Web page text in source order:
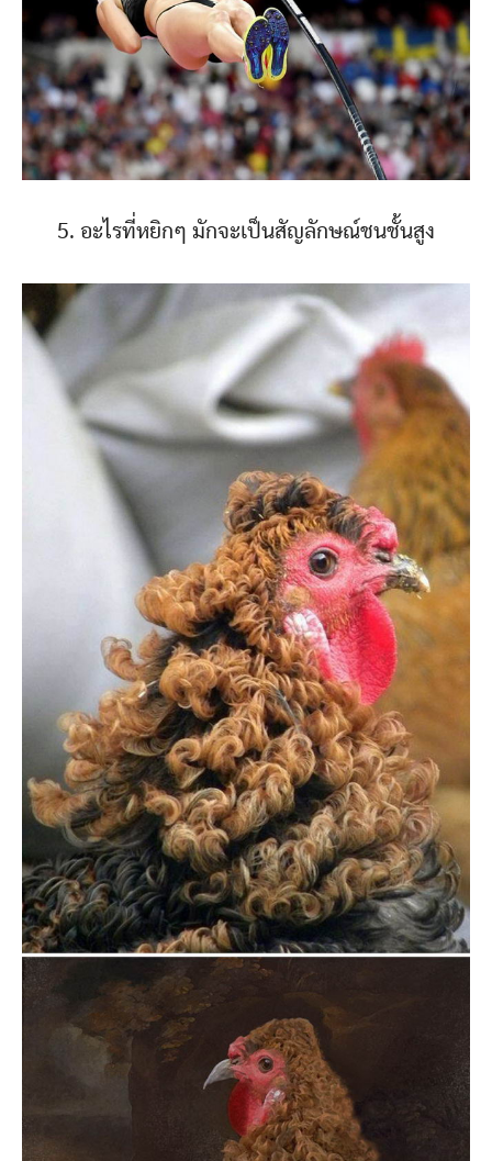
5. อะไรที่หยิกๆ มักจะเป็นสัญลักษณ์ชนชั้นสูง